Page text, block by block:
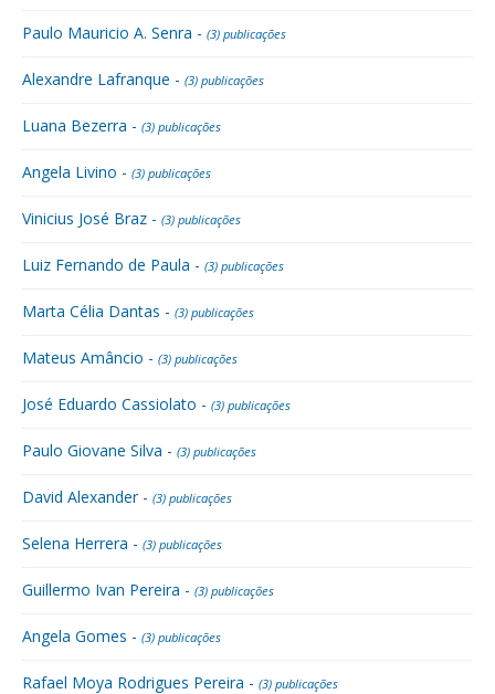
Paulo Mauricio A. Senra - (3) publicações
Alexandre Lafranque - (3) publicações
Luana Bezerra - (3) publicações
Angela Livino - (3) publicações
Vinicius José Braz - (3) publicações
Luiz Fernando de Paula - (3) publicações
Marta Célia Dantas - (3) publicações
Mateus Amâncio - (3) publicações
José Eduardo Cassiolato - (3) publicações
Paulo Giovane Silva - (3) publicações
David Alexander - (3) publicações
Selena Herrera - (3) publicações
Guillermo Ivan Pereira - (3) publicações
Angela Gomes - (3) publicações
Rafael Moya Rodrigues Pereira - (3) publicações